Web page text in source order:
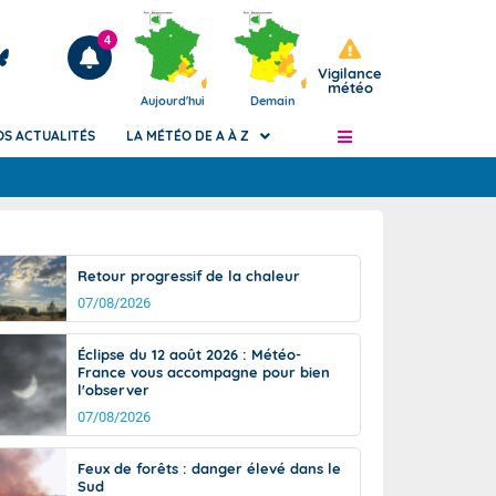
Articles
4
Aujourd'hui Demain
Vigilance
météo
de
Phénomènes dangereux de J+2 à J+7
Avertissement pluies intenses à l'échelle
des communes (Apic)
Bulletins Marine
Bulletins d'estimation du risque
d'avalanche
Météo des forêts
Vigicrues
ACTUALITÉS LA MÉTÉO DE A À Z
Retour progressif de la chaleur
07/08/2026
Éclipse du 12 août 2026 : Météo-
France vous accompagne pour bien
l'observer
07/08/2026
Feux de forêts : danger élevé dans le
Sud